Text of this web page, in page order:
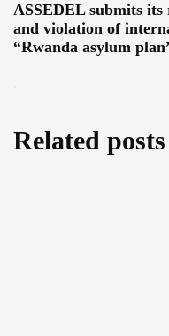
ASSEDEL submits
and violation of
“Rwanda asylum
Related posts